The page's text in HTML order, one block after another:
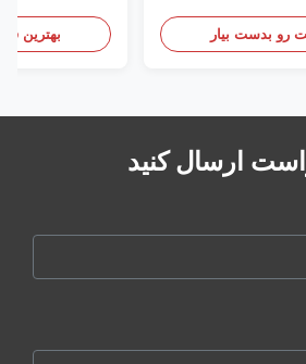
رو بدست بیار بهترین
ارسال کنید